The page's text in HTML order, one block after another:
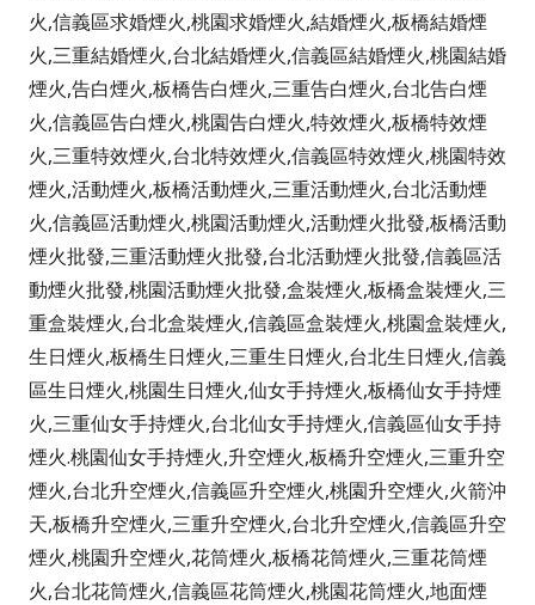
火,信義區求婚煙火,桃園求婚煙火,結婚煙火,板橋結婚煙
火,三重結婚煙火,台北結婚煙火,信義區結婚煙火,桃園結婚
煙火,告白煙火,板橋告白煙火,三重告白煙火,台北告白煙
火,信義區告白煙火,桃園告白煙火,特效煙火,板橋特效煙
火,三重特效煙火,台北特效煙火,信義區特效煙火,桃園特效
煙火,活動煙火,板橋活動煙火,三重活動煙火,台北活動煙
火,信義區活動煙火,桃園活動煙火,活動煙火批發,板橋活動
煙火批發,三重活動煙火批發,台北活動煙火批發,信義區活
動煙火批發,桃園活動煙火批發,盒裝煙火,板橋盒裝煙火,三
重盒裝煙火,台北盒裝煙火,信義區盒裝煙火,桃園盒裝煙火,
生日煙火,板橋生日煙火,三重生日煙火,台北生日煙火,信義
區生日煙火,桃園生日煙火,仙女手持煙火,板橋仙女手持煙
火,三重仙女手持煙火,台北仙女手持煙火,信義區仙女手持
煙火.桃園仙女手持煙火,升空煙火,板橋升空煙火,三重升空
煙火,台北升空煙火,信義區升空煙火,桃園升空煙火,火箭沖
天,板橋升空煙火,三重升空煙火,台北升空煙火,信義區升空
煙火,桃園升空煙火,花筒煙火,板橋花筒煙火,三重花筒煙
火,台北花筒煙火,信義區花筒煙火,桃園花筒煙火,地面煙